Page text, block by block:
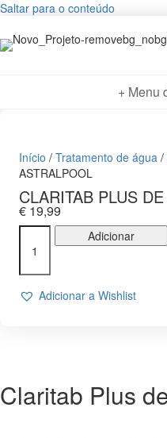
Saltar para o conteúdo
+ Menu
Início / Tratamento de água /
ASTRALPOOL
CLARITAB PLUS
€ 19,99
Quantidade
PLUS
DE
Adicionar
Adicionar a Wishlist
Claritab Plus